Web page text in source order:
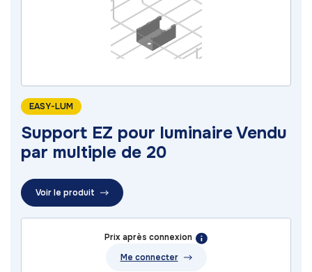
EASY-LUM
Support EZ pour luminaire Vendu
par multiple de 20
Voir le produit
Prix après connexion
Me connecter